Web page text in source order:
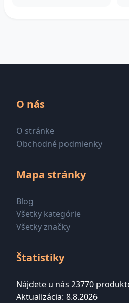
O nás
O stránke
Obchodné podmienky
Mapa stránky
Blog
Všetky kategórie
Všetky značky
Štatistiky
Nájdete u nás 23770
Aktualizácia: 8.8.2026